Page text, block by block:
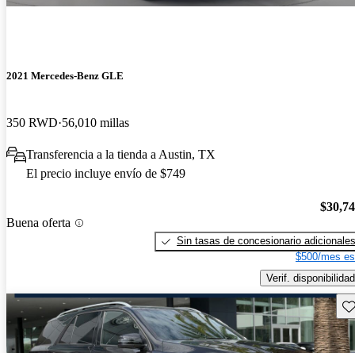
2021 Mercedes-Benz GLE
350 RWD 56,010 millas
Transferencia a la tienda a Austin, TX
El precio incluye envío de $749
Buena oferta
Sin tasas de concesionario adicionales
$500/mes
Verif. disponibilidad